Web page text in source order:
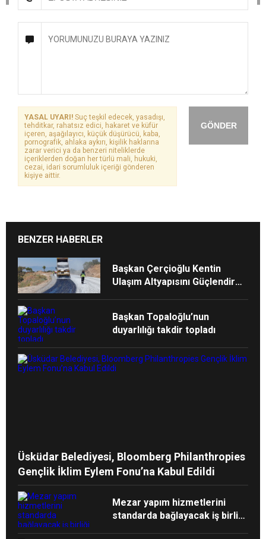
GÖNDER
YASAL UYARI! Suç teşkil edecek, yasadışı,
tehditkar, rahatsız edici, hakaret ve küfür
içeren, aşağılayıcı, küçük düşürücü, kaba,
pornografik, ahlaka aykırı, kişilik haklarına
zarar verici ya da benzeri niteliklerde
içeriklerden doğan her türlü mali, hukuki,
cezai, idari sorumluluk içeriği gönderen
kişiye aittir.
BENZER HABERLER
Başkan Çerçioğlu Kentin
Ulaşım Altyapısını Güçlendiren
Başkan Topaloğlu’nun
duyarlılığı takdir topladı
Üsküdar Belediyesi, Bloomberg Philanthropies
Gençlik İklim Eylem Fonu’na Kabul Edildi
Mezar yapım hizmetlerini
standarda bağlayacak iş birliği